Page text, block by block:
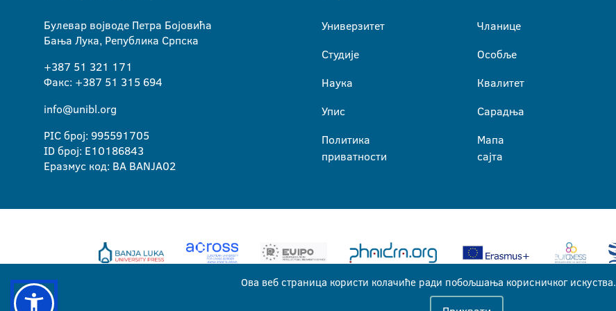
Булевар војводе Петра Бојовића
Бања Лука, Република Српска
+387 51 321 171
Факс: +387 51 315 694
info@unibl.org
PIC број: 995591705
ID број: E10186843
Еразмус код: BA BANJA02
Универзитет
Студије
Наука
Упис
Политика
приватности
Чланице
Особље
Квалитет
Сарадња
Мапа
сајта
Ова веб страница користи колачиће ради побољшања корисничког искуства.